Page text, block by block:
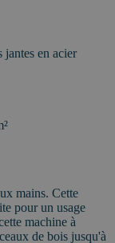
jantes en acier
mains. Cette
pour un usage
machine à
de bois jusqu'à